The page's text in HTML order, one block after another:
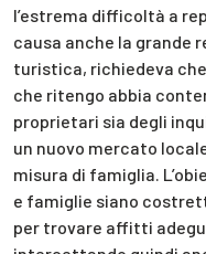
l’estrema difficoltà a
causa anche la grande
turistica, richiedeva
che ritengo abbia
proprietari sia degli
un nuovo mercato
misura di famiglia.
e famiglie siano
per trovare affitti